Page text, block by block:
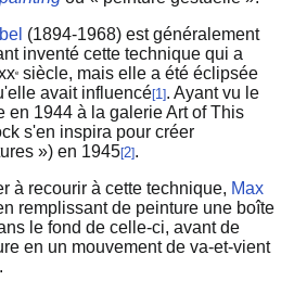
(1894-1968) est généralement
inventé cette technique qui a
e siècle, mais elle a été éclipsée
avait influencé[1]. Ayant vu le
en 1944 à la galerie Art of This
s'en inspira pour créer
») en 1945[2].
à recourir à cette technique, Max
remplissant de peinture une boîte
le fond de celle-ci, avant de
en un mouvement de va-et-vient
.